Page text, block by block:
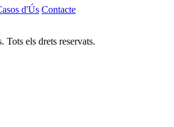
d'Ús Contacte
els drets reservats.